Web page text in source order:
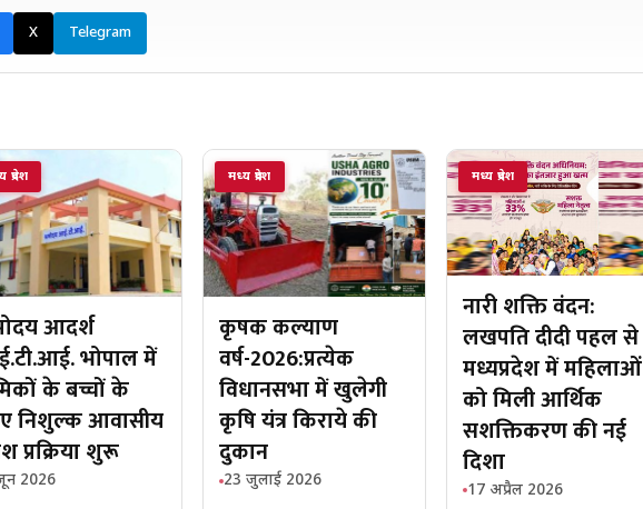
X Telegram
प्रदेश
आदर्श
भोपाल में
के बच्चों के
निशुल्क आवासीय
प्रक्रिया शुरू
2026
मध्य प्रदेश
कृषक कल्याण
वर्ष-2026:प्रत्येक
विधानसभा में खुलेगी
कृषि यंत्र किराये की
दुकान
23 जुलाई 2026
मध्य प्रदेश
नारी शक्ति वंदन:
लखपति दीदी पहल से
मध्यप्रदेश में महिलाओं
को मिली आर्थिक
सशक्तिकरण की नई
दिशा
17 अप्रैल 2026